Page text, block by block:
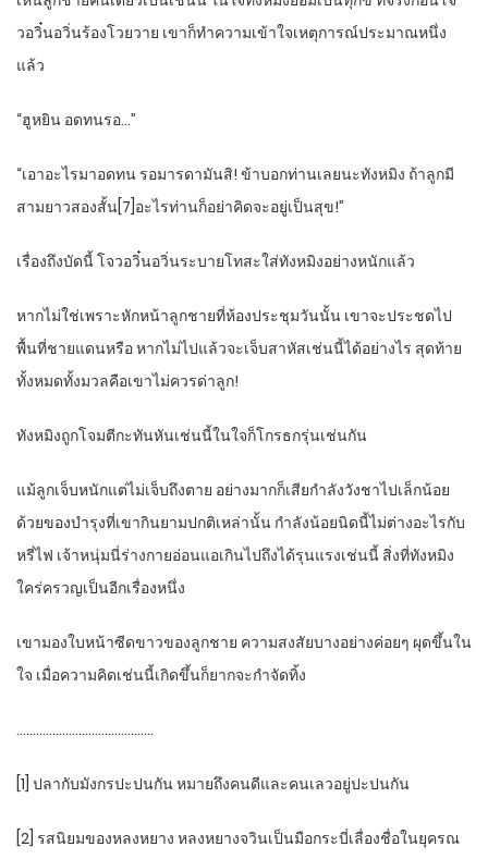
วอวิ๋นอวิ่นร้องโวยวาย เขาก็ทำความเข้าใจเหตุการณ์ประมาณหนึ่ง
แล้ว
“ฮูหยิน อดทนรอ…”
“เอาอะไรมาอดทน รอมารดามันสิ! ข้าบอกท่านเลยนะทังหมิง ถ้าลูกมี
สามยาวสองสั้น[7]อะไรท่านก็อย่าคิดจะอยู่เป็นสุข!”
เรื่องถึงบัดนี้ โจวอวิ๋นอวิ่นระบายโทสะใส่ทังหมิงอย่างหนักแล้ว
หากไม่ใช่เพราะหักหน้าลูกชายที่ห้องประชุมวันนั้น เขาจะประชดไป
พื้นที่ชายแดนหรือ หากไม่ไปแล้วจะเจ็บสาหัสเช่นนี้ได้อย่างไร สุดท้าย
ทั้งหมดทั้งมวลคือเขาไม่ควรด่าลูก!
ทังหมิงถูกโจมตีกะทันหันเช่นนี้ในใจก็โกรธกรุ่นเช่นกัน
แม้ลูกเจ็บหนักแต่ไม่เจ็บถึงตาย อย่างมากก็เสียกำลังวังชาไปเล็กน้อย
ด้วยของบำรุงที่เขากินยามปกติเหล่านั้น กำลังน้อยนิดนี้ไม่ต่างอะไรกับ
หรี่ไฟ เจ้าหนุ่มนี่ร่างกายอ่อนแอเกินไปถึงได้รุนแรงเช่นนี้ สิ่งที่ทังหมิง
ใคร่ครวญเป็นอีกเรื่องหนึ่ง
เขามองใบหน้าซีดขาวของลูกชาย ความสงสัยบางอย่างค่อยๆ ผุดขึ้นใน
ใจ เมื่อความคิดเช่นนี้เกิดขึ้นก็ยากจะกำจัดทิ้ง
……………………………………
[1] ปลากับมังกรปะปนกัน หมายถึงคนดีและคนเลวอยู่ปะปนกัน
[2] รสนิยมของหลงหยาง หลงหยางจวินเป็นมือกระบี่เลื่องชื่อในยุครณ